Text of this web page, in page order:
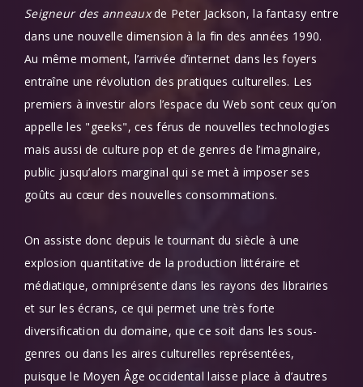
Seigneur des anneauxde Peter Jackson, la fantasy entre
dans une nouvelle dimension à la fin des années 1990.
Au même moment, l’arrivée d’internet dans les foyers
entraîne une révolution des pratiques culturelles. Les
premiers à investir alors l’espace du Web sont ceux qu’on
appelle les "geeks", ces férus de nouvelles technologies
mais aussi de culture pop et de genres de l’imaginaire,
public jusqu’alors marginal qui se met à imposer ses
goûts au cœur des nouvelles consommations.
On assiste donc depuis le tournant du siècle à une
explosion quantitative de la production littéraire et
médiatique, omniprésente dans les rayons des librairies
et sur les écrans, ce qui permet une très forte
diversification du domaine, que ce soit dans les sous-
genres ou dans les aires culturelles représentées,
puisque le Moyen Âge occidental laisse place à d’autres